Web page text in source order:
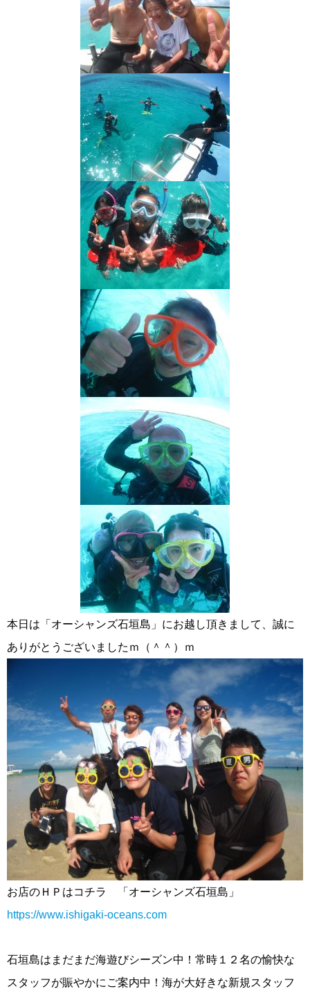
本日は「オーシャンズ石垣島」にお越し頂きまして、誠に
ありがとうございましたｍ（＾＾）ｍ
お店のＨＰはコチラ 「オーシャンズ石垣島」
https://www.ishigaki-oceans.com
石垣島はまだまだ海遊びシーズン中！常時１２名の愉快な
スタッフが賑やかにご案内中！海が大好きな新規スタッフ